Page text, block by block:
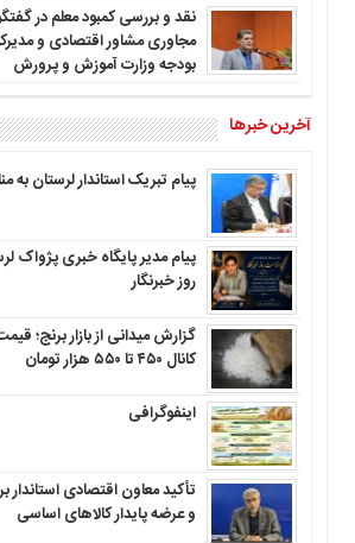
نقد و بررسی کمبود معلم در
مجاوری مشاور اقتصادی و
بودجه وزارت آموزش و پرورش
آخرین خبرها
پیام تبریک استاندار لرستان به‌
پیام مدیر پایگاه خبری پژواک
روز خبرنگار
گزارش میدانی از بازار برنج؛
کانال ۴۵۰ تا ۵۵۰ هزار تومان
اینفوگرافی
تأکید معاون اقتصادی استاندار
و عرضه پایدار کالاهای اساسی